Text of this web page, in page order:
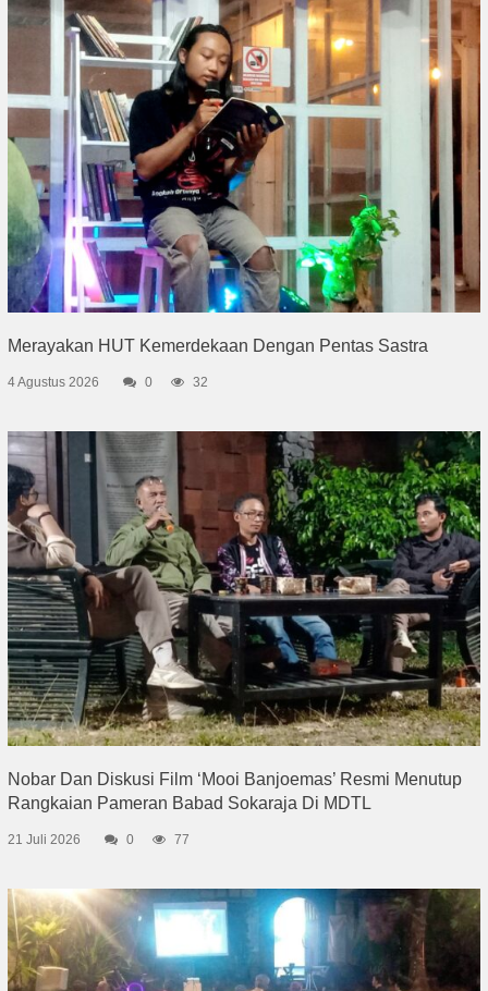
Merayakan HUT Kemerdekaan Dengan Pentas Sastra
4 Agustus 2026 0 32
Nobar Dan Diskusi Film ‘Mooi Banjoemas’ Resmi Menutup
Rangkaian Pameran Babad Sokaraja Di MDTL
21 Juli 2026 0 77